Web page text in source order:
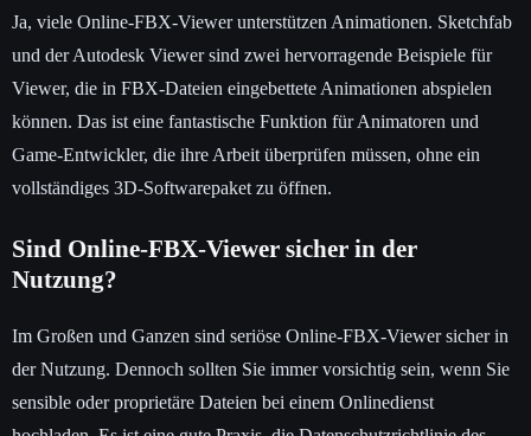
Ja, viele Online-FBX-Viewer unterstützen Animationen. Sketchfab
und der Autodesk Viewer sind zwei hervorragende Beispiele für
Viewer, die in FBX-Dateien eingebettete Animationen abspielen
können. Das ist eine fantastische Funktion für Animatoren und
Game-Entwickler, die ihre Arbeit überprüfen müssen, ohne ein
vollständiges 3D-Softwarepaket zu öffnen.
Sind Online-FBX-Viewer sicher in der
Nutzung?
Im Großen und Ganzen sind seriöse Online-FBX-Viewer sicher in
der Nutzung. Dennoch sollten Sie immer vorsichtig sein, wenn Sie
sensible oder proprietäre Dateien bei einem Onlinedienst